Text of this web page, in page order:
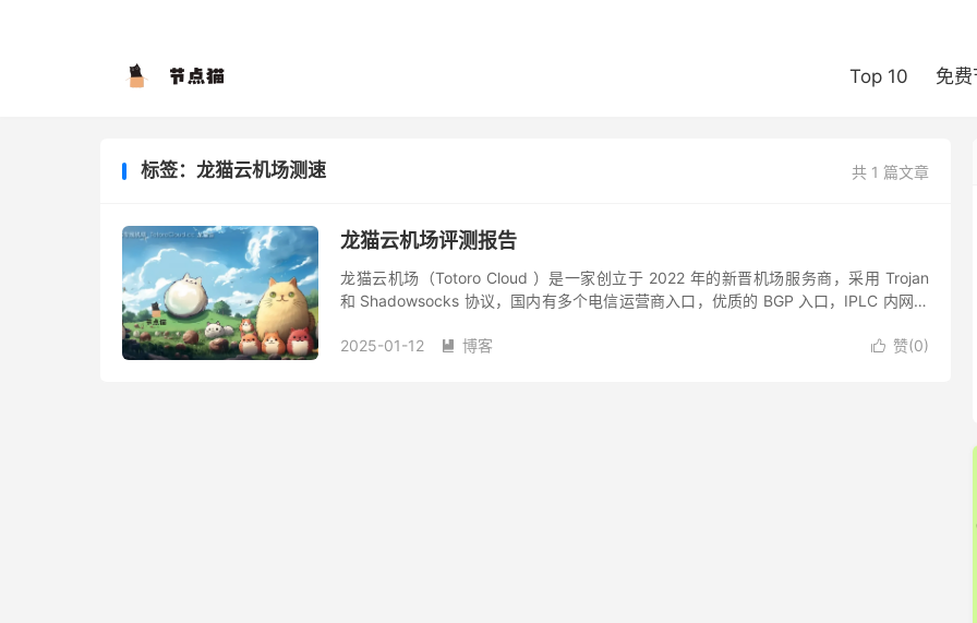
Top 10 免
共 1 篇文章
标签：龙猫云机场测速
龙猫云机场评测报告
龙猫云机场（Totoro Cloud ）是一家创立于 2022 年的新晋机场服务商，采用 Trojan
和 Shadowsocks 协议，国内有多个电信运营商入口，优质的 BGP 入口，IPLC 内网专
 赞(0)
2025-01-12  博客